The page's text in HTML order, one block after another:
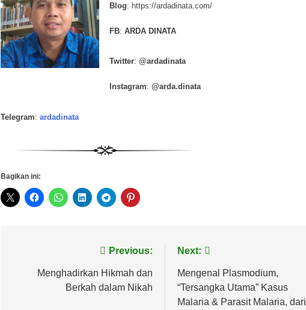
Blog: https://ardadinata.com/
FB: ARDA DINATA
Twitter: @ardadinata
Instagram: @arda.dinata
Telegram: ardadinata
Bagikan ini:
Previous:
Menghadirkan Hikmah dan
Berkah dalam Nikah
Next:
Mengenal Plasmodium,
“Tersangka Utama” Kasus
Malaria & Parasit Malaria, dari